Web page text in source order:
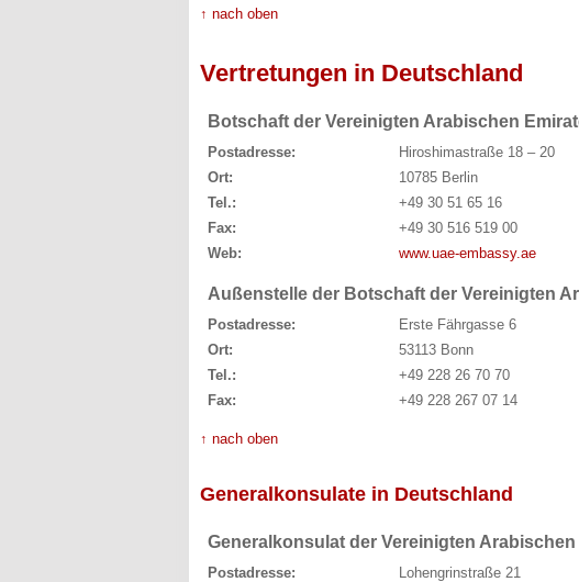
↑ nach oben
Vertretungen in Deutschland
Botschaft der Vereinigten Arabischen
Postadresse:
Hiroshimastraße 18 – 20
Ort:
10785 Berlin
Tel.:
+49 30 51 65 16
Fax:
+49 30 516 519 00
Web:
www.uae-embassy.ae
Außenstelle der Botschaft der Vereinigten
Postadresse:
Erste Fährgasse 6
Ort:
53113 Bonn
Tel.:
+49 228 26 70 70
Fax:
+49 228 267 07 14
↑ nach oben
Generalkonsulate in Deutschland
Generalkonsulat der Vereinigten Arabischen
Postadresse:
Lohengrinstraße 21